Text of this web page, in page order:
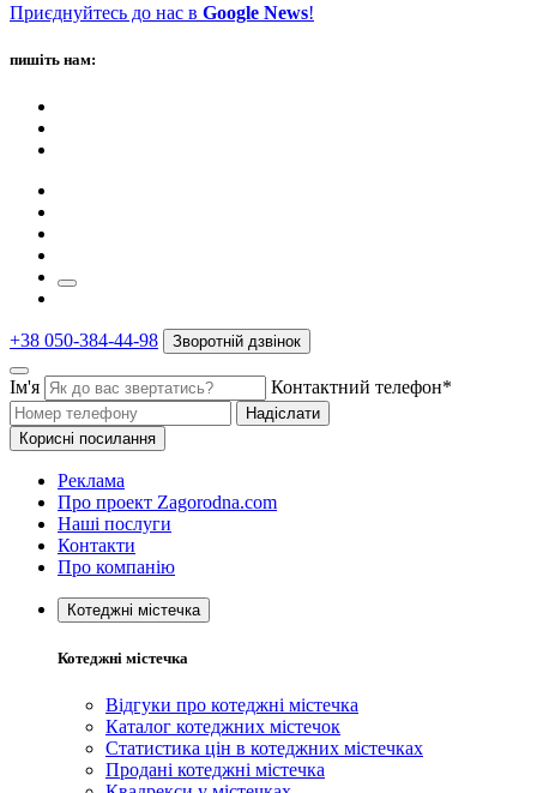
Приєднуйтесь до нас в Google News!
пишіть нам:
+38 050-384-44-98 Зворотній дзвінок
Ім'я Контактний телефон*
Надіслати
Корисні посилання
Реклама
Про проект Zagorodna.com
Наші послуги
Контакти
Про компанію
Котеджні містечка
Котеджні містечка
Відгуки про котеджні містечка
Каталог котеджних містечок
Статистика цін в котеджних містечках
Продані котеджні містечка